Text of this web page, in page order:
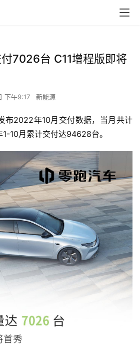
7026台 C11增程版即将
下午9:17 新能源
布2022年10月交付数据，当月共计
10月累计交付达94628台。